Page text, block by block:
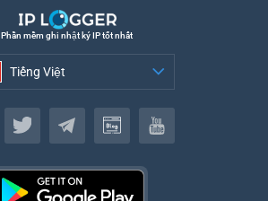
Phần mềm ghi nhật ký IP tốt nhất
Tiếng Việt
Tiếng Việt